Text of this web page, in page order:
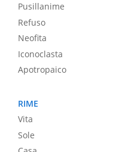
Pusillanime
Refuso
Neofita
Iconoclasta
Apotropaico
RIME
Vita
Sole